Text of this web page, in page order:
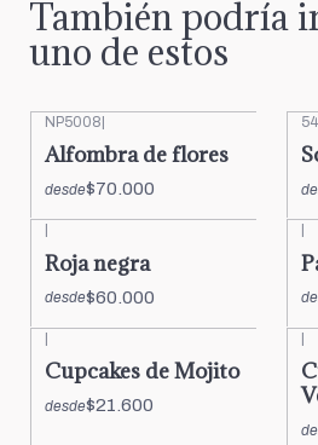
También podría
uno de estos
NP5008
Alfombra de flores
desde$70.000
Roja negra
desde$60.000
|
Cupcakes de Mojito
desde$21.600
|